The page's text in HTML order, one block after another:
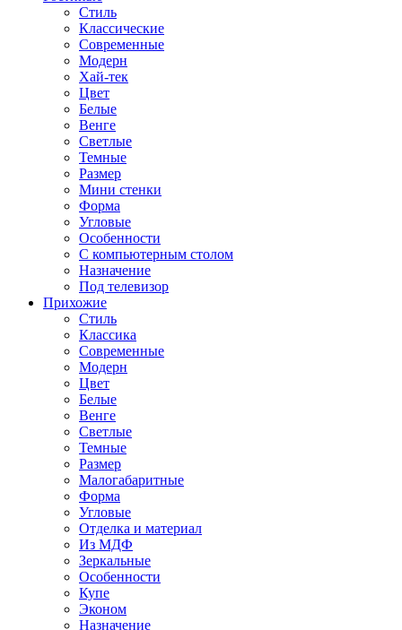
Стиль
Классические
Современные
Модерн
Хай-тек
Цвет
Белые
Венге
Светлые
Темные
Размер
Мини стенки
Форма
Угловые
Особенности
С компьютерным столом
Назначение
Под телевизор
Прихожие
Стиль
Классика
Современные
Модерн
Цвет
Белые
Венге
Светлые
Темные
Размер
Малогабаритные
Форма
Угловые
Отделка и материал
Из МДФ
Зеркальные
Особенности
Купе
Эконом
Назначение